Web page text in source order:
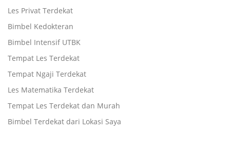
Les Privat Terdekat
Bimbel Kedokteran
Bimbel Intensif UTBK
Tempat Les Terdekat
Tempat Ngaji Terdekat
Les Matematika Terdekat
Tempat Les Terdekat dan Murah
Bimbel Terdekat dari Lokasi Saya